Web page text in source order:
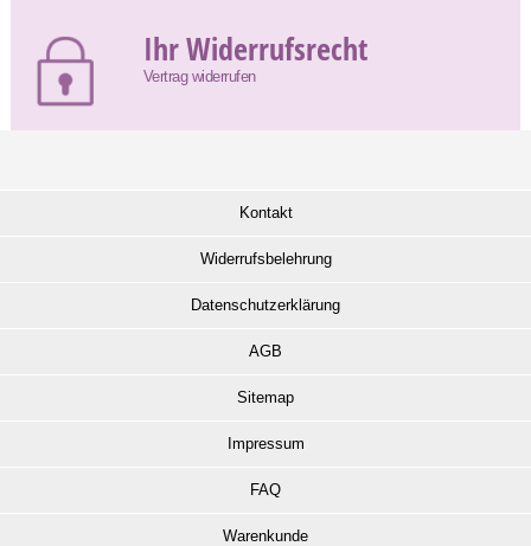
Ihr Widerrufsrecht
Vertrag widerrufen
Kontakt
Widerrufsbelehrung
Datenschutzerklärung
AGB
Sitemap
Impressum
FAQ
Warenkunde